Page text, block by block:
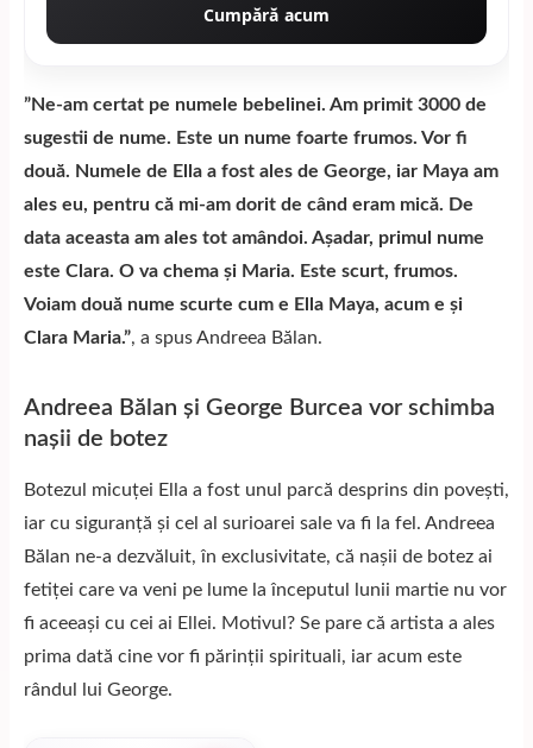
Cumpără acum
”Ne-am certat pe numele bebelinei. Am primit 3000 de
sugestii de nume. Este un nume foarte frumos. Vor fi
două. Numele de Ella a fost ales de George, iar Maya am
ales eu, pentru că mi-am dorit de când eram mică. De
data aceasta am ales tot amândoi. Așadar, primul nume
este Clara. O va chema și Maria. Este scurt, frumos.
Voiam două nume scurte cum e Ella Maya, acum e și
Clara Maria.”, a spus Andreea Bălan.
Andreea Bălan și George Burcea vor schimba
nașii de botez
Botezul micuței Ella a fost unul parcă desprins din povești,
iar cu siguranță și cel al surioarei sale va fi la fel. Andreea
Bălan ne-a dezvăluit, în exclusivitate, că nașii de botez ai
fetiței care va veni pe lume la începutul lunii martie nu vor
fi aceeași cu cei ai Ellei. Motivul? Se pare că artista a ales
prima dată cine vor fi părinții spirituali, iar acum este
rândul lui George.